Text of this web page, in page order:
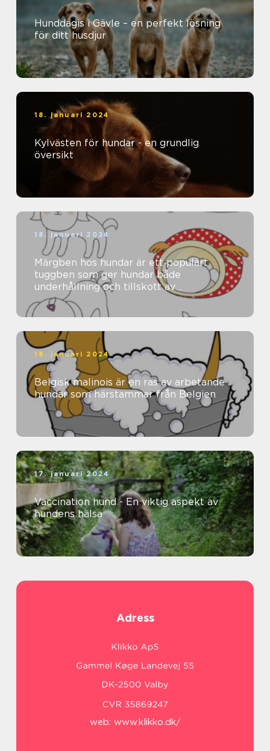
Hunddagis i Gävle – en perfekt lösning
för ditt husdjur
18. januari 2024
Kylvästen för hundar - en grundlig
översikt
18. januari 2024
Märgben hos hundar är ett populärt
tuggben som ger hundar både
underhållning och tillskott av
näringsämnen
18. januari 2024
Belgisk malinois är en ras av arbetande
hundar som härstammar från Belgien
17. januari 2024
Vaccination hund - En viktig aspekt av
hundens hälsa
Adress
web: www.klikko.dk/